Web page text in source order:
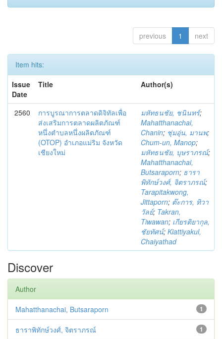
previous 1 next
Item hits:
Issue
Date
Title Author(s)
2560
การบูรณาการตลาดดิจิทัลเพื่อ
ส่งเสริมการตลาดผลิตภัณฑ์
หนึ่งตำบลหนึ่งผลิตภัณฑ์
(OTOP) อำเภอแม่ริม จังหวัด
เชียงใหม่
มหัทธนชัย, ชนินทร์;
Mahatthanachai,
Chanin; ชุ่มอุ่น, มานพ;
Chum-un, Manop;
มหัทธนชัย, บุษราภรณ์;
Mahatthanachai,
Butsaraporn; ธารา
พิทักษ์วงศ์, จิตราภรณ์;
Tarapitakwong,
Jittaporn; ต๊ะการ, ทิวา
วัลย์; Takran,
Tiwawan; เกียรติยากุล,
ชัยทัศน์; Kiattiyakul,
Chaiyathad
Discover
Author
1
Mahatthanachai, Butsaraporn
1
ธาราพิทักษ์วงศ์, จิตราภรณ์